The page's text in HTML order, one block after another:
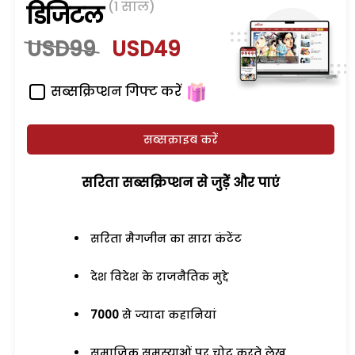
डिजिटल (1 साल)
USD99 USD49
सब्सक्रिप्शन गिफ्ट करें
सब्सक्राइब करें
सरिता सब्सक्रिप्शन से जुड़ेें और पाएं
सरिता मैगजीन का सारा कंटेंट
देश विदेश के राजनैतिक मुद्दे
7000 से ज्यादा कहानियां